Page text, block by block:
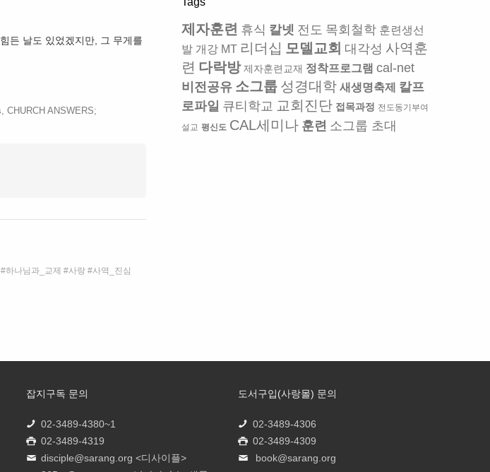
든 날도 있었겠지만, 그 무게를
CHURCH ANSWERS;
하나님과_교제 사랑 사역_진심
제자훈련 휴식 칼넷 전도 목회철학 훈련생선
발 개강 MT 리더십 모델교회 대각성 사역훈
련 다락방 제자훈련교재 정착프로그램 cal-net
비전공유 소그룹 성경대학 새생명축제
칼프
로파일 큐티학교 교회진단 접목과정 전도동기부여
설교 평신도 CAL세미나 훈련 소그룹 초대
잡지구독 문의
02-3489-4380~1
02-3489-4319
disciple@sarang.org <디사이플>
도서구입(사랑몰) 문의
02-3489-4306
02-3489-4309
book@sarang.org